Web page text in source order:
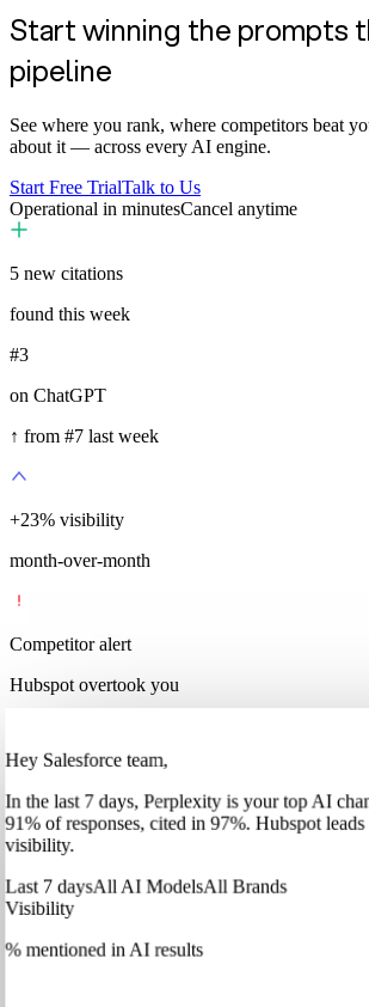
Start winning the prompts
pipeline
See where you rank, where competitors beat
about it — across every AI engine.
Start Free TrialTalk to Us
Operational in minutesCancel anytime
5 new citations
found this week
#3
on ChatGPT
↑ from #7 last week
+35% visibility
month-over-month
Competitor alert
Hubspot overtook you
Hey Salesforce team,
Inthe last 7 days, Perplexityis your top AI
91% of responses, cited in 97%. Hubspotleads
visibility.
Last 7 daysAll AI ModelsAll Brands
Visibility
% mentioned in AI results